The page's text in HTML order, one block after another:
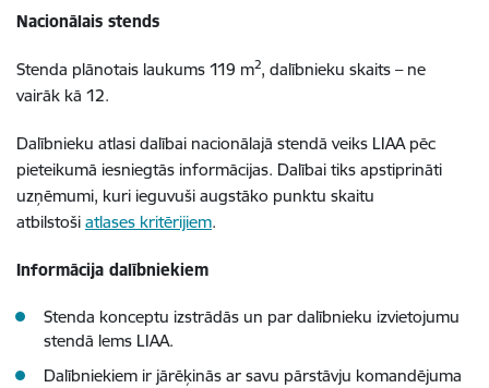
Nacionālais stends
Stenda plānotais laukums 119 m2, dalībnieku skaits – ne
vairāk kā 12.
Dalībnieku atlasi dalībai nacionālajā stendā veiks LIAA pēc
pieteikumā iesniegtās informācijas. Dalībai tiks apstiprināti
uzņēmumi, kuri ieguvuši augstāko punktu skaitu
atbilstoši atlases kritērijiem.
Informācija dalībniekiem
Stenda konceptu izstrādās un par dalībnieku izvietojumu
stendā lems LIAA.
Dalībniekiem ir jārēķinās ar savu pārstāvju komandējuma